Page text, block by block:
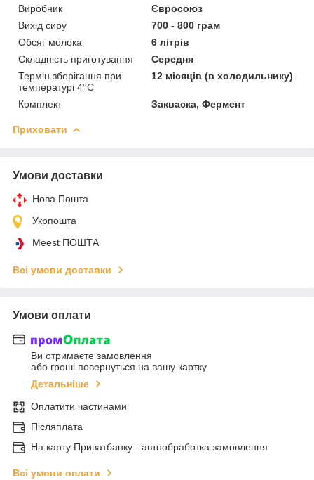
Виробник
Євросоюз
Вихід сиру
700 - 800 грам
Обсяг молока
6 літрів
Складність приготування
Середня
Термін зберігання при
температурі 4°C
12 місяців (в холодильнику)
Комплект Закваска, Фермент
Приховати
Умови доставки
Нова Пошта
Укрпошта
Meest ПОШТА
Всі умови доставки
Умови оплати
Ви отримаєте замовлення
або гроші повернуться на вашу картку
Детальніше
Оплатити частинами
Післяплата
На карту Приватбанку - автообработка замовлення
Всі умови оплати